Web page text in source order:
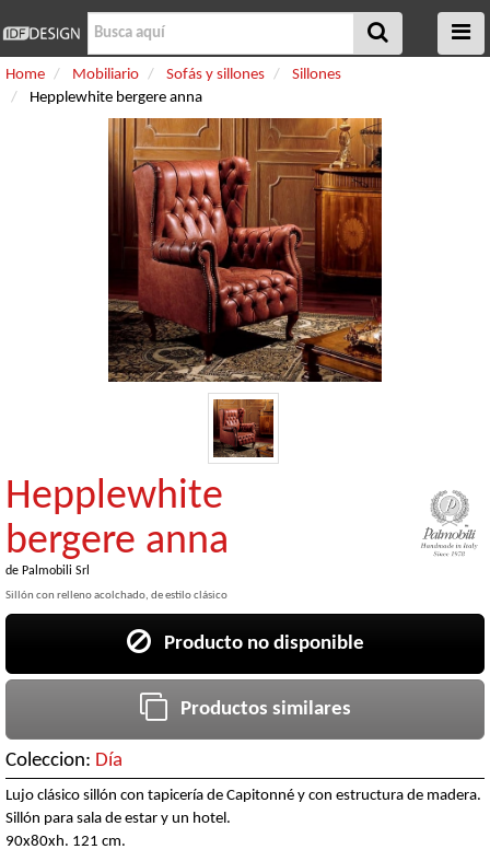
Home Mobiliario Sofás y sillones
Sillones
Hepplewhite bergere anna
Hepplewhite
bergere anna
de Palmobili Srl
Sillón con relleno acolchado, de estilo clásico
Producto no disponible
Productos similares
Coleccion: Día
Lujo clásico sillón con tapicería de Capitonné y con estructura de madera.
Sillón para sala de estar y un hotel.
90x80xh. 121 cm.